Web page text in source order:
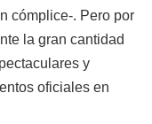
cómplice-. Pero por
la gran cantidad
y
oficiales en